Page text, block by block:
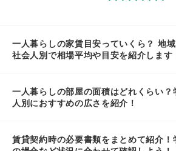
一人暮らしの家賃目安っていくら？ 地
社会人別で相場平均や目安を紹介します
一人暮らしの部屋の面積はどれくらい
人別におすすめの広さを紹介！
賃貸契約時の必要書類をまとめて紹介